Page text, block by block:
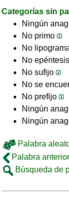
Categorías sin
Ningún
No primo
No
No epéntesis
No sufijo
No se
No prefijo
Ningún
Ningún
Palabra
Palabra anterior
Búsqueda de